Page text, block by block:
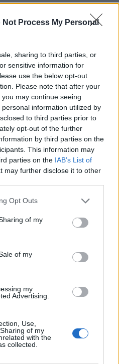
Not Process My Personal
sharing to third parties, or
sensitive information for
use the below opt-out
Please note that after your
may continue seeing
information utilized by
to third parties prior to
opt-out of the further
by third parties on the
This information may
parties on the IAB’s List of
may further disclose it to other
uses one or more Google
behaviour. You may click to
and its third-party tags to
purposes in below Google
Opt Outs
of my
of my
my
Advertising.
Use,
of my
with the
collected.